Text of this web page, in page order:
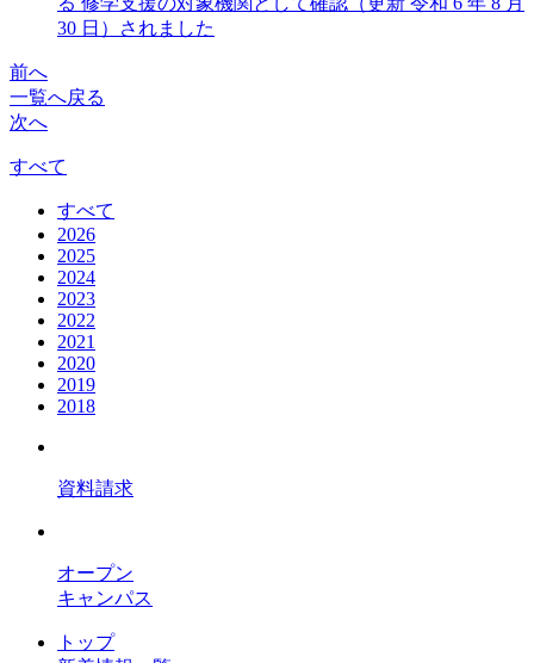
30 日）されました
前へ
一覧へ戻る
次へ
すべて
すべて
2026
2025
2024
2023
2022
2021
2020
2019
2018
資料請求
オープン
キャンパス
トップ